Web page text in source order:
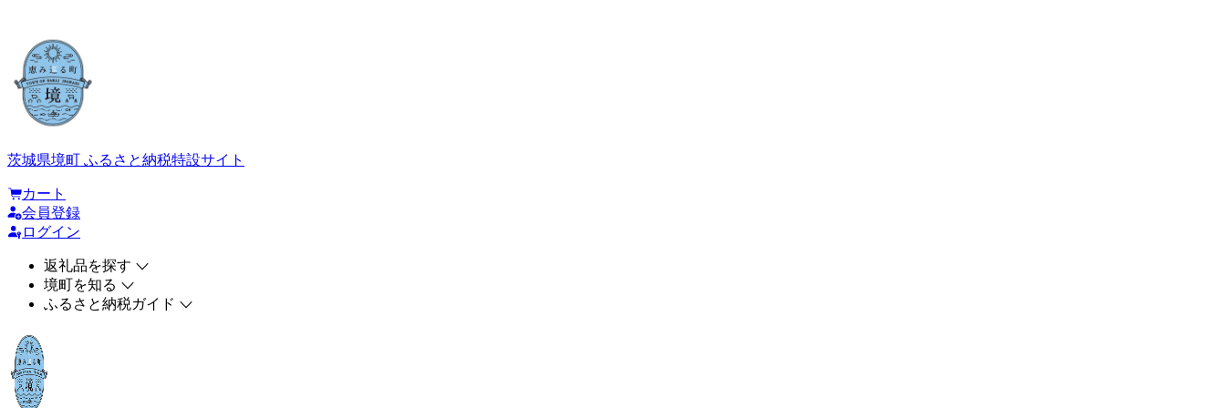
茨城県境町 ふるさと納税特設サイト
カート
会員登録
ログイン
返礼品を探す
境町を知る
ふるさと納税ガイド